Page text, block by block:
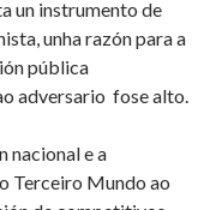
un instrumento de
unha razón para a
pública
adversario fose alto.
nacional e a
Terceiro Mundo ao